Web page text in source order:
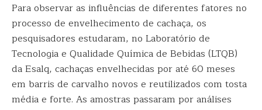
Para observar as influências de diferentes fatores no
processo de envelhecimento de cachaça, os
pesquisadores estudaram, no Laboratório de
Tecnologia e Qualidade Química de Bebidas (LTQB)
da Esalq, cachaças envelhecidas por até 60 meses
em barris de carvalho novos e reutilizados com tosta
média e forte. As amostras passaram por análises